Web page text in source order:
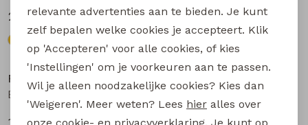
22,99
22,99
Ravagio
Bez W20208 jongens T-shirt lm Raf
17,99
Ravagio
17,99
relevante advertenties aan te bieden. Je kunt
zelf bepalen welke cookies je accepteert. Klik
op 'Accepteren' voor alle cookies, of kies
'Instellingen' om je voorkeuren aan te passen.
Wil je alleen noodzakelijke cookies? Kies dan
'Weigeren'. Meer weten? Lees hier alles over